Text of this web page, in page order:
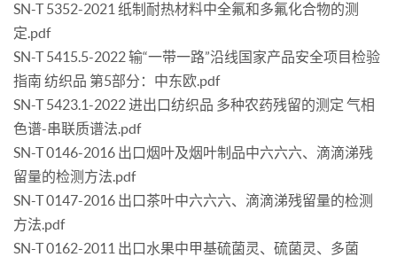
SN-T 5352-2021 纸制耐热材料中全氟和多氟化合物的测
定.pdf
SN-T 5415.5-2022 输“一带一路”沿线国家产品安全项目检验
指南 纺织品 第5部分：中东欧.pdf
SN-T 5423.1-2022 进出口纺织品 多种农药残留的测定 气相
色谱-串联质谱法.pdf
SN-T 0146-2016 出口烟叶及烟叶制品中六六六、滴滴涕残
留量的检测方法.pdf
SN-T 0147-2016 出口茶叶中六六六、滴滴涕残留量的检测
方法.pdf
SN-T 0162-2011 出口水果中甲基硫菌灵、硫菌灵、多菌